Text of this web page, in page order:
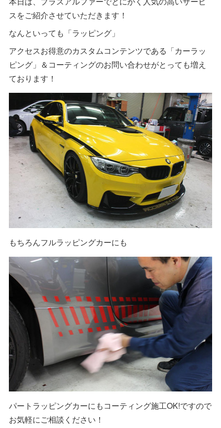
スをご紹介させていただきます！
なんといっても「ラッピング」
アクセスお得意のカスタムコンテンツである「カーラッ
ピング」＆コーティングのお問い合わせがとっても増え
ております！
もちろんフルラッピングカーにも
パートラッピングカーにもコーティング施工OK!ですので
お気軽にご相談ください！